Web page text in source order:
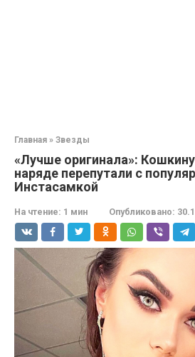
Главная » Звезды
«Лучше оригинала»:
наряде перепутали с
Инстасамкой
На чтение: 1 мин Опубликовано: